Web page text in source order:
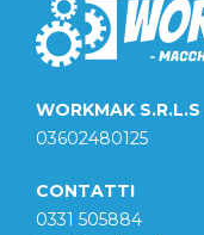
WORKMAK S.R.L.S
03602480125
CONTATTI
0331 505884